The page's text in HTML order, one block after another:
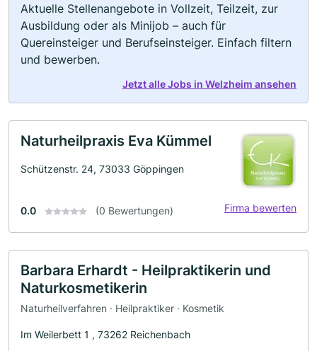
Aktuelle Stellenangebote in Vollzeit, Teilzeit, zur
Ausbildung oder als Minijob – auch für
Quereinsteiger und Berufseinsteiger. Einfach filtern
und bewerben.
Jetzt alle Jobs in Welzheim ansehen
Naturheilpraxis Eva Kümmel
Schützenstr. 24, 73033 Göppingen
0.0 (0 Bewertungen) Firma bewerten
Barbara Erhardt - Heilpraktikerin und
Naturkosmetikerin
Naturheilverfahren · Heilpraktiker · Kosmetik
Im Weilerbett 1 , 73262 Reichenbach